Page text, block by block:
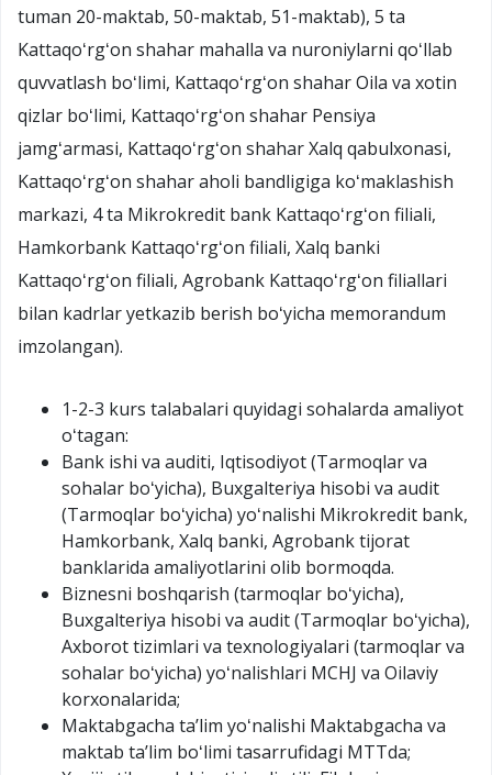
tuman 20-maktab, 50-maktab, 51-maktab), 5 ta
Kattaqoʻrgʻon shahar mahalla va nuroniylarni qoʻllab
quvvatlash boʻlimi, Kattaqoʻrgʻon shahar Oila va xotin
qizlar boʻlimi, Kattaqoʻrgʻon shahar Pensiya
jamgʻarmasi, Kattaqoʻrgʻon shahar Xalq qabulxonasi,
Kattaqoʻrgʻon shahar aholi bandligiga koʻmaklashish
markazi, 4 ta Mikrokredit bank Kattaqoʻrgʻon filiali,
Hamkorbank Kattaqoʻrgʻon filiali, Xalq banki
Kattaqoʻrgʻon filiali, Agrobank Kattaqoʻrgʻon filiallari
bilan kadrlar yetkazib berish boʻyicha memorandum
imzolangan).
1-2-3 kurs talabalari quyidagi sohalarda amaliyot
oʻtagan:
Bank ishi va auditi, Iqtisodiyot (Tarmoqlar va
sohalar boʻyicha), Buxgalteriya hisobi va audit
(Tarmoqlar boʻyicha) yoʻnalishi Mikrokredit bank,
Hamkorbank, Xalq banki, Agrobank tijorat
banklarida amaliyotlarini olib bormoqda.
Biznesni boshqarish (tarmoqlar boʻyicha),
Buxgalteriya hisobi va audit (Tarmoqlar boʻyicha),
Axborot tizimlari va texnologiyalari (tarmoqlar va
sohalar boʻyicha) yoʻnalishlari MCHJ va Oilaviy
korxonalarida;
Maktabgacha taʼlim yoʻnalishi Maktabgacha va
maktab taʼlim boʻlimi tasarrufidagi MTTda;